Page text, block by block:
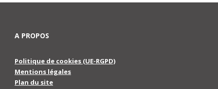
A PROPOS
Politique de cookies (UE-RGPD)
Mentions légales
Plan du site